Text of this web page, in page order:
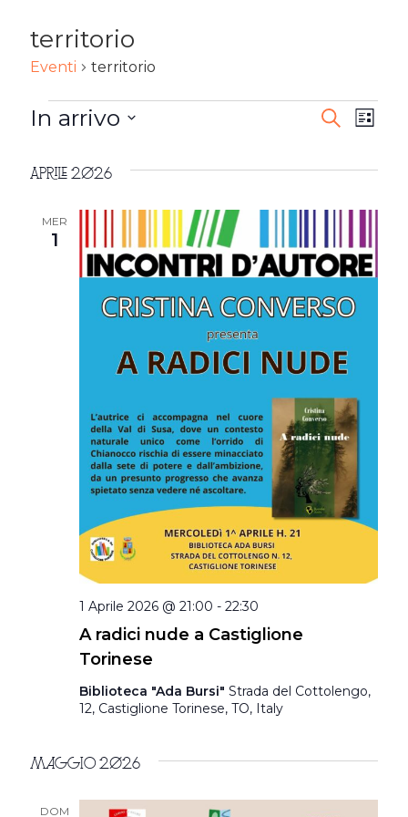
territorio
Eventi territorio
EVENTI
EVENTI
CercaLista
In arrivo
la
Aprile 2026
MER
1
A radici nude a Castiglione
Torinese
1 Aprile 2026 @ 21:00 - 22:30
Biblioteca "Ada Bursi" Strada del Cottolengo,
12, Castiglione Torinese, TO, Italy
Maggio 2026
DOM